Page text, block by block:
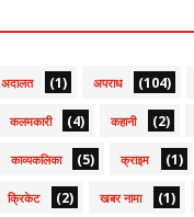
अदालत (1) अपराध (104)
कलमकारी (4) कहानी (2)
काव्यकलिका (5) क्राइम (1)
क्रिकेट (2) खबर नामा (1)